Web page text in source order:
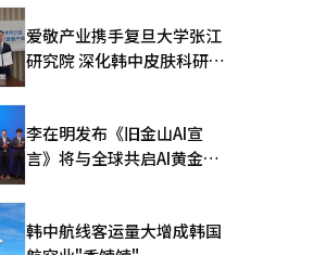
爱敬产业携手复旦大学张江
研究院 深化韩中皮肤科研合
李在明发布《旧金山AI宣
言》将与全球共启AI黄金时
韩中航线客运量大增成韩国